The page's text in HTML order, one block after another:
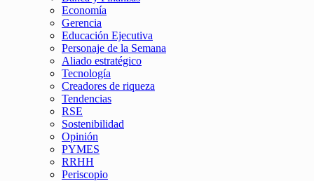
Economía
Gerencia
Educación Ejecutiva
Personaje de la Semana
Aliado estratégico
Tecnología
Creadores de riqueza
Tendencias
RSE
Sostenibilidad
Opinión
PYMES
RRHH
Periscopio